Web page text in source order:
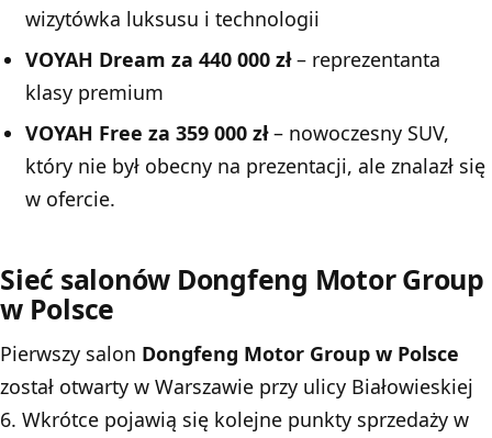
wizytówka luksusu i technologii
VOYAH Dream za 440 000 zł– reprezentanta
klasy premium
VOYAH Free za 359 000 zł– nowoczesny SUV,
który nie był obecny na prezentacji, ale znalazł się
w ofercie.
Sieć salonów Dongfeng Motor Group
w Polsce
Pierwszy salon Dongfeng Motor Group w Polsce
został otwarty w Warszawie przy ulicy Białowieskiej
6. Wkrótce pojawią się kolejne punkty sprzedaży w